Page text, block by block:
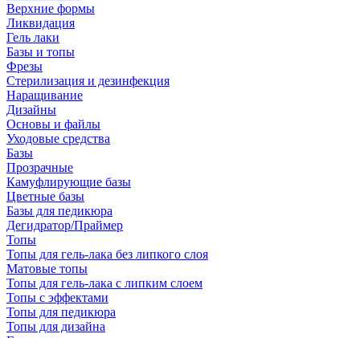
Верхние формы
Ликвидация
Гель лаки
Базы и топы
Фрезы
Стерилизация и дезинфекция
Наращивание
Дизайны
Основы и файлы
Уходовые средства
Базы
Прозрачные
Камуфлирующие базы
Цветные базы
Базы для педикюра
Дегидратор/Праймер
Топы
Топы для гель-лака без липкого слоя
Матовые топы
Топы для гель-лака с липким слоем
Топы с эффектами
Топы для педикюра
Топы для дизайна